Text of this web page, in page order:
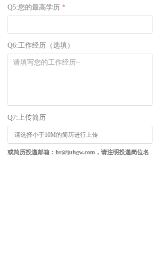
Q5:您的最高学历 *
Q6:工作经历（选填）
Q7:上传简历
请选择小于10M的简历进行上传
或简历投递邮箱：hr@juhgw.com，请注明投递岗位名